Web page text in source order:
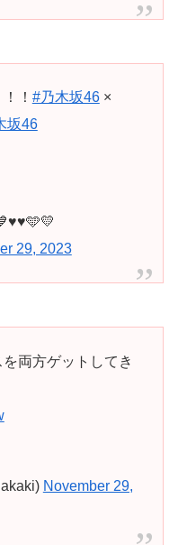
！ #乃木坂46×
坂46
29, 2023
両方ゲットしてき
November 29,